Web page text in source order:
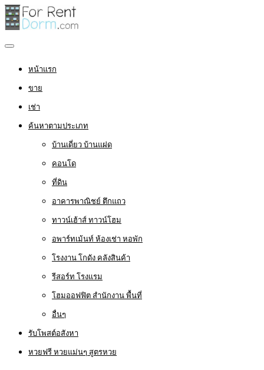
หน้าแรก
ขาย
เช่า
ค้นหาตามประเภท
บ้านเดี่ยว บ้านแฝด
คอนโด
ที่ดิน
อาคารพาณิชย์ ตึกแถว
ทาวน์เฮ้าส์ ทาวน์โฮม
อพาร์ทเม้นท์ ห้องเช่า หอพัก
โรงงาน โกดัง คลังสินค้า
รีสอร์ท โรงแรม
โฮมออฟฟิต สำนักงาน พื้นที่
อื่นๆ
รับโพสต์อสังหา
หวยฟรี หวยแม่นๆ สูตรหวย